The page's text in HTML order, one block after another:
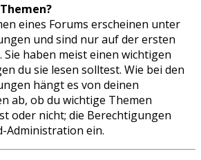
eines Forums erscheinen unter
und sind nur auf der ersten
Sie haben meist einen wichtigen
du sie lesen solltest. Wie bei den
hängt es von deinen
ab, ob du wichtige Themen
oder nicht; die Berechtigungen
Administration ein.